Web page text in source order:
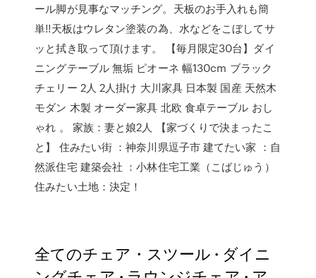
ール脚が見事なマッチング。天板のお手入れも簡
単!!天板はウレタン塗装の為、水などをこぼしてサ
ッと拭き取って頂けます。 【毎月限定30台】ダイ
ニングテーブル 無垢 ピオーネ 幅130cm ブラック
チェリー 2人 2人掛け 大川家具 日本製 国産 天然木
モダン 木製 オーダー家具 北欧 食卓テーブル おし
ゃれ 。 家族：妻と娘2人 【家づくりで決まったこ
と】 住みたい街 ：神奈川県逗子市 建てたい家 ：自
然派住宅 建築会社 ：小林住宅工業（こばじゅう）
住みたい土地：決定！
全てのチェア・スツール · ダイニ